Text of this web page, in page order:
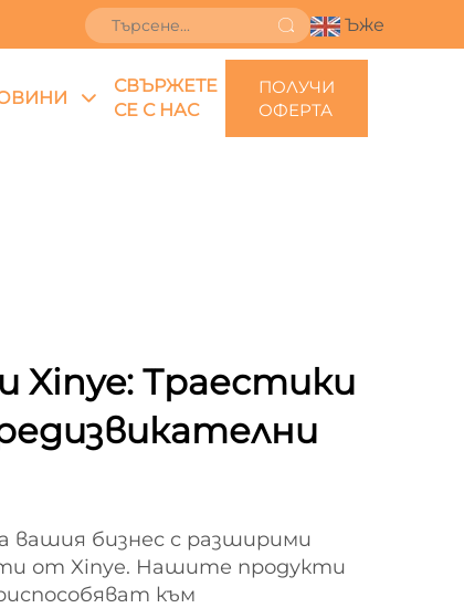
Ъже
СВЪРЖЕТЕ
СЕ С НАС
ПОЛУЧИ
ОФЕРТА
Xinye: Траестики
вашия бизнес с разширими
от Xinye. Нашите продукти
към